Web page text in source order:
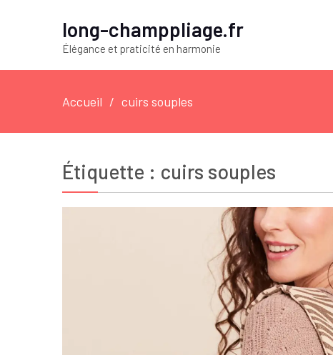
long-champpliage.fr
Élégance et praticité en harmonie
Accueil cuirs souples
Étiquette : cuirs souples